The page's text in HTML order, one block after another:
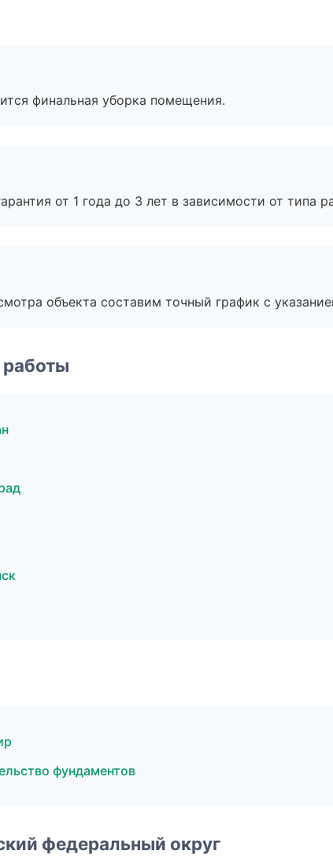
финальная уборка помещения.
от 1 года до 3 лет в зависимости от типа
объекта составим точный график с
фундаментов
федеральный округ